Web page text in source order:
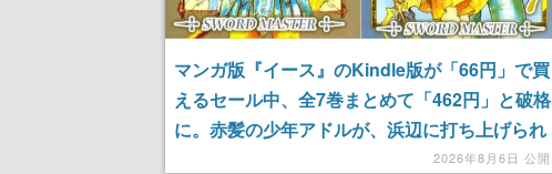
マンガ版『イース』のKindle版が「66円」で買
えるセール中、全7巻まとめて「462円」と破格
に。赤髪の少年アドルが、浜辺に打ち上げられ
ていた記憶喪失の少女フィーナを保護する場面
2026年8月6日 公開